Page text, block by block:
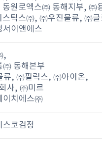
원로엑스㈜ 동해지부, ㈜
틱스㈜, ㈜우진물류, ㈜
이앤에스
,
㈜ 동해본부
류, ㈜필릭스, ㈜아이온,
사, ㈜미르
이치에스㈜
코검정